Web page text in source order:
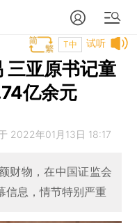
试听
T中
三亚原书记童
亿余元
2022年01月13日 18:17
财物，在中国证监会
信息，情节特别严重